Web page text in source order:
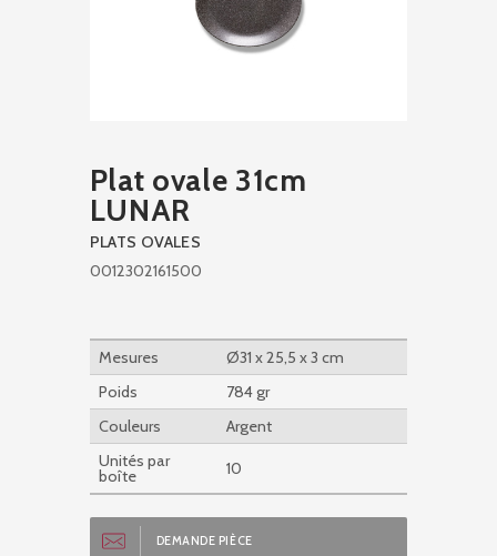
Plat ovale 31cm
LUNAR
PLATS OVALES
0012302161500
Mesures
Ø31 x 25,5 x 3 cm
Poids
784 gr
Couleurs
Argent
Unités par
boîte 10
DEMANDE PIÈCE